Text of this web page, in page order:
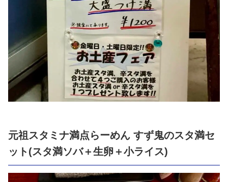
元祖スタミナ満点らーめん すず鬼のスタ満セ
ット(スタ満ソバ＋生卵＋小ライス)